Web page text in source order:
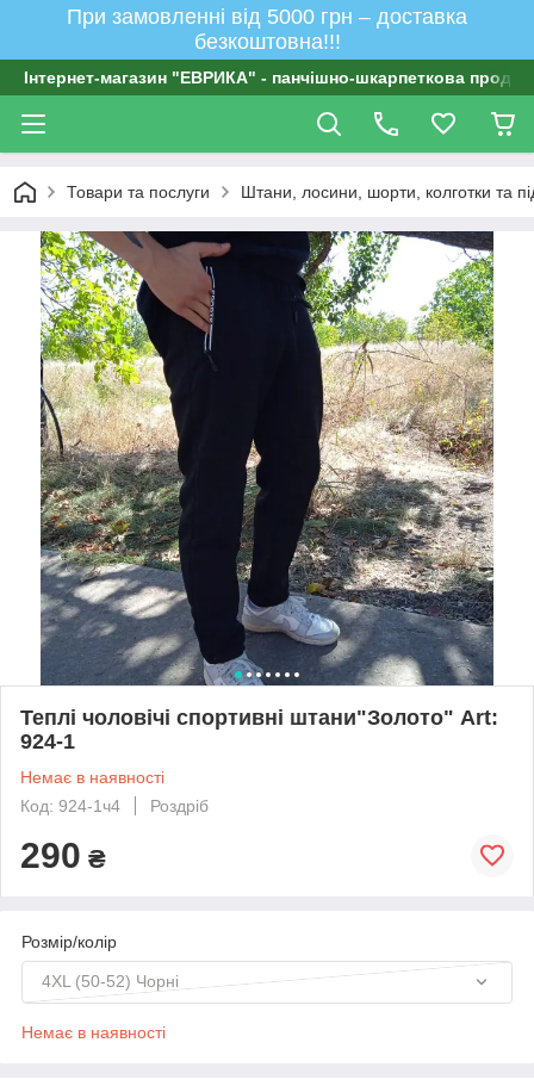
При замовленні від 5000 грн – доставка
безкоштовна!!!
Інтернет-магазин "ЕВРИКА" - панчішно-шкарпеткова
Товари та послуги Штани, лосини, шорти, колготки та
Теплі чоловічі спортивні штани"Золото" Art:
924-1
Немає в наявності
Код: 924-1ч4
Роздріб
290 ₴
Розмір/колір
4XL (50-52) Чорні
Немає в наявності